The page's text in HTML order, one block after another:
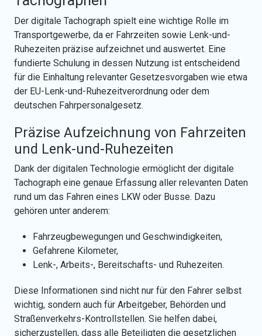
Der digitale Tachograph spielt eine wichtige Rolle im
Transportgewerbe, da er Fahrzeiten sowie Lenk-und-
Ruhezeiten präzise aufzeichnet und auswertet. Eine
fundierte Schulung in dessen Nutzung ist entscheidend
für die Einhaltung relevanter Gesetzesvorgaben wie etwa
der EU-Lenk-und-Ruhezeitverordnung oder dem
deutschen Fahrpersonalgesetz.
Präzise Aufzeichnung von Fahrzeiten
und Lenk-und-Ruhezeiten
Dank der digitalen Technologie ermöglicht der digitale
Tachograph eine genaue Erfassung aller relevanten Daten
rund um das Fahren eines LKW oder Busse. Dazu
gehören unter anderem:
Fahrzeugbewegungen und Geschwindigkeiten,
Gefahrene Kilometer,
Lenk-, Arbeits-, Bereitschafts- und Ruhezeiten.
Diese Informationen sind nicht nur für den Fahrer selbst
wichtig, sondern auch für Arbeitgeber, Behörden und
Straßenverkehrs-Kontrollstellen. Sie helfen dabei,
sicherzustellen, dass alle Beteiligten die gesetzlichen